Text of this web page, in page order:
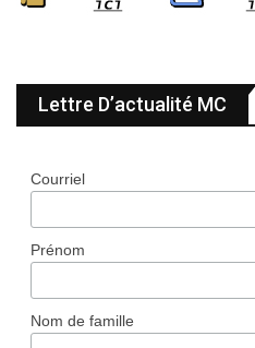
Lettre D’actualité MC
Courriel
Prénom
Nom de famille